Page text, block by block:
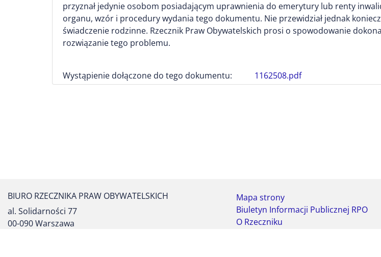
przyznał jedynie osobom posiadającym uprawnienia do emerytury lub renty
organu, wzór i procedury wydania tego dokumentu. Nie przewidział jednak
świadczenie rodzinne. Rzecznik Praw Obywatelskich prosi o spowodowanie
rozwiązanie tego problemu.
Wystąpienie dołączone do tego dokumentu: 1162508.pdf
BIURO RZECZNIKA PRAW OBYWATELSKICH
al. Solidarności 77
00-090 Warszawa
Mapa strony
Biuletyn Informacji Publicznej RPO
O Rzeczniku